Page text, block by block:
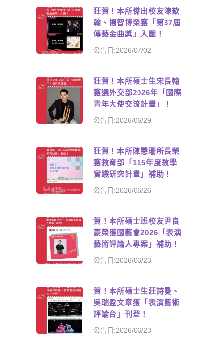
狂賀！本所傑出校友陳歆
翰、楊智博榮獲「第37屆
傳藝金曲獎」入圍！
公告日:2026/07/02
狂賀！本所碩士生宋長翰
獲選外交部2026年「國際
青年大使交流計畫」！
公告日:2026/06/29
狂賀！本所陳慧珊所長榮
獲教育部「115年度教學
實踐研究計畫」補助！
公告日:2026/06/26
賀！本所碩士班校友尹良
豪榮獲國藝會2026「表演
藝術評論人專案」補助！
公告日:2026/06/23
賀！本所碩士生莊詩曼、
吳瑞盈文章獲「表演藝術
評論台」刊登！
公告日:2026/06/23